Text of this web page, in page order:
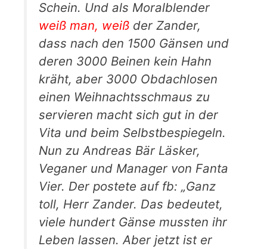
Schein. Und als Moralblender
weiß man, weiß der Zander,
dass nach den 1500 Gänsen und
deren 3000 Beinen kein Hahn
kräht, aber 3000 Obdachlosen
einen Weihnachtsschmaus zu
servieren macht sich gut in der
Vita und beim Selbstbespiegeln.
Nun zu Andreas Bär Läsker,
Veganer und Manager von Fanta
Vier. Der postete auf fb: „Ganz
toll, Herr Zander. Das bedeutet,
viele hundert Gänse mussten ihr
Leben lassen. Aber jetzt ist er